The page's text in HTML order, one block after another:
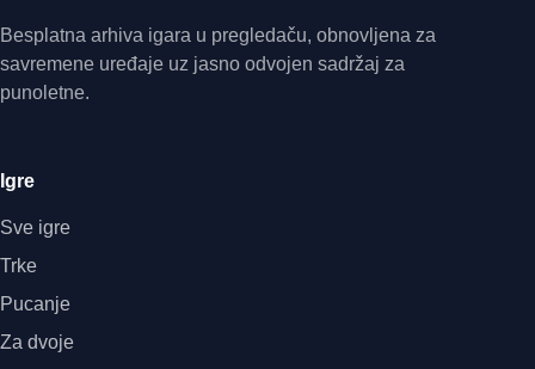
Besplatna arhiva igara u pregledaču, obnovljena za
savremene uređaje uz jasno odvojen sadržaj za
punoletne.
Igre
Sve igre
Trke
Pucanje
Za dvoje